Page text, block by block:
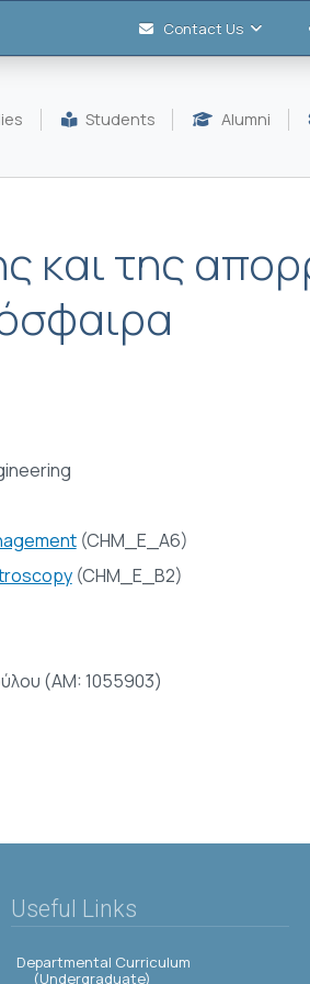
Contact Us
Students Alumni
και της
(CHM_E_A6)
(CHM_E_B2)
(AM: 1055903)
Useful Links
Departmental Curriculum
(Undergraduate)